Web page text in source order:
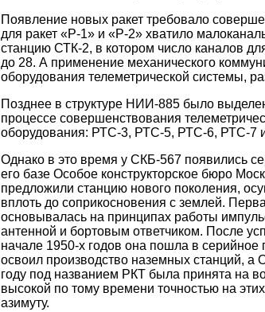
Появление новых ракет требовало
для ракет «Р-1» и «Р-2» хватило
станцию СТК-2, в котором число каналов
до 28. А применение механического
оборудования телеметрической системы,
Позднее в структуре НИИ-885 было
процессе совершенствования
оборудования: РТС-3, РТС-5, РТС-6, РТС-7
Однако в это время у СКБ-567 появились
его базе Особое конструкторское бюро
предложили станцию нового поколения,
вплоть до соприкосновения с землей.
основывалась на принципах работы
антенной и бортовым ответчиком. После
начале 1950-х годов она пошла в
освоил производство наземных станций,
году под названием РКТ была принята на
высокой по тому времени точностью на
азимуту.